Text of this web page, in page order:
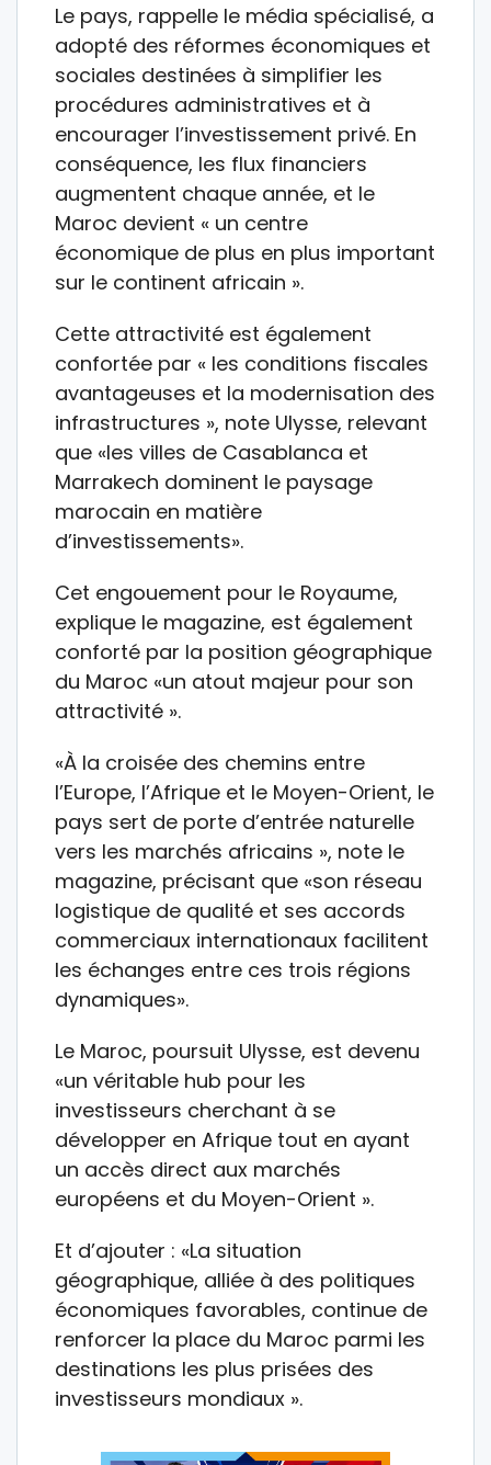
Le pays, rappelle le média spécialisé, a
adopté des réformes économiques et
sociales destinées à simplifier les
procédures administratives et à
encourager l’investissement privé. En
conséquence, les flux financiers
augmentent chaque année, et le
Maroc devient « un centre
économique de plus en plus important
sur le continent africain ».
Cette attractivité est également
confortée par « les conditions fiscales
avantageuses et la modernisation des
infrastructures », note Ulysse, relevant
que «les villes de Casablanca et
Marrakech dominent le paysage
marocain en matière
d’investissements».
Cet engouement pour le Royaume,
explique le magazine, est également
conforté par la position géographique
du Maroc «un atout majeur pour son
attractivité ».
«À la croisée des chemins entre
l’Europe, l’Afrique et le Moyen-Orient, le
pays sert de porte d’entrée naturelle
vers les marchés africains », note le
magazine, précisant que «son réseau
logistique de qualité et ses accords
commerciaux internationaux facilitent
les échanges entre ces trois régions
dynamiques».
Le Maroc, poursuit Ulysse, est devenu
«un véritable hub pour les
investisseurs cherchant à se
développer en Afrique tout en ayant
un accès direct aux marchés
européens et du Moyen-Orient ».
Et d’ajouter : «La situation
géographique, alliée à des politiques
économiques favorables, continue de
renforcer la place du Maroc parmi les
destinations les plus prisées des
investisseurs mondiaux ».